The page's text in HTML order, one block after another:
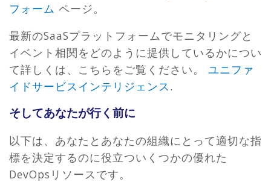
フォーム ページ。
最新のSaaSプラットフォームでモニタリングと
イベント相関をどのように提供しているかについ
て詳しくは、こちらをご覧ください。 ユニファ
イドサービスインテリジェンス.
そしてあなたが行く前に
以下は、あなたとあなたの組織にとって適切な指
標を決定するのに役立ついくつかの優れた
DevOpsリソースです。